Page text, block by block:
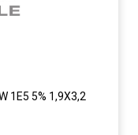
1E5 5% 1,9X3,2